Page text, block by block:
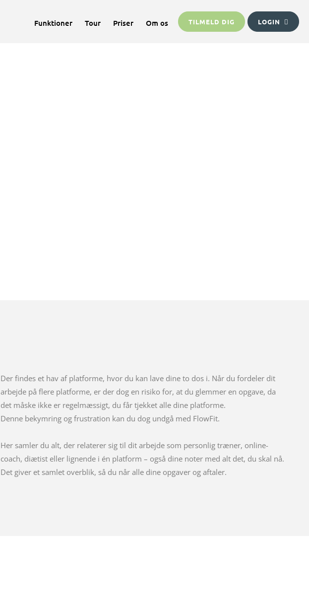
Funktioner Tour Priser Om os TILMELD DIG LOGIN
Der findes et hav af platforme, hvor du kan lave dine to dos i. Når du fordeler dit
arbejde på flere platforme, er der dog en risiko for, at du glemmer en opgave, da
det måske ikke er regelmæssigt, du får tjekket alle dine platforme.
Denne bekymring og frustration kan du dog undgå med FlowFit.
Her samler du alt, der relaterer sig til dit arbejde som personlig træner, online-
coach, diætist eller lignende i én platform – også dine noter med alt det, du skal nå.
Det giver et samlet overblik, så du når alle dine opgaver og aftaler.